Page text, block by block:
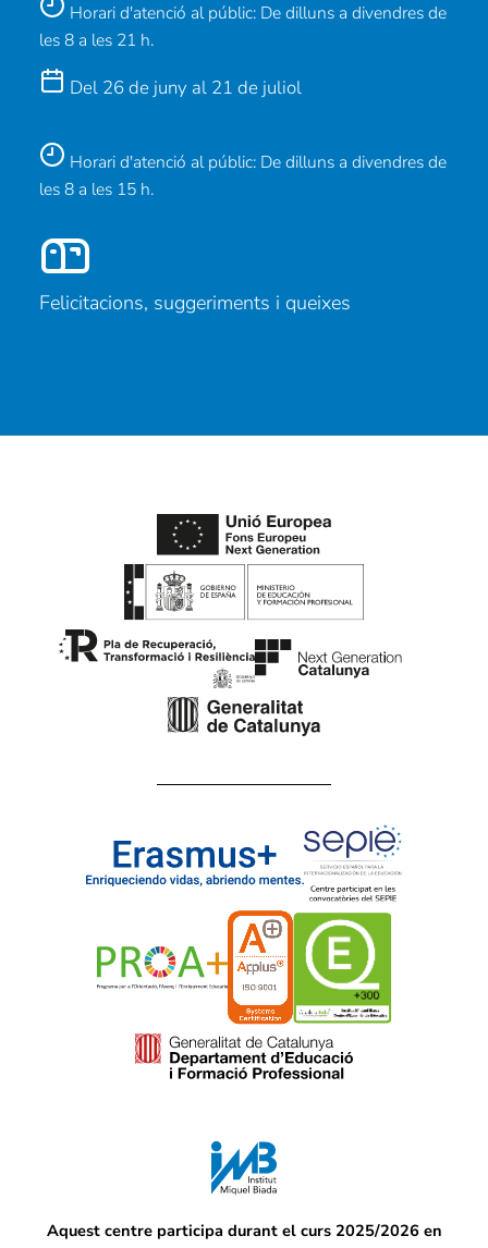
Horari d'atenció al públic: De dilluns a divendres de
les 8 a les 21 h.
Del 26 de juny al 21 de juliol
Horari d'atenció al públic: De dilluns a divendres de
les 8 a les 15 h.
Felicitacions, suggeriments i queixes
Aquest centre participa durant el curs 2025/2026 en